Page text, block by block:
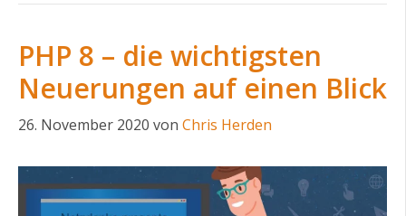
PHP 8 – die wichtigsten
Neuerungen auf einen Blick
26. November 2020 von Chris Herden